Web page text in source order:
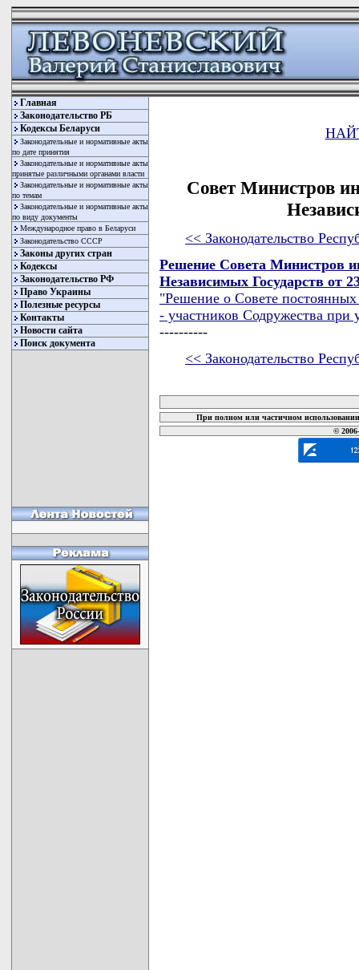
Главная
Законодательство РБ
Кодексы Беларуси
Законодательные и нормативные акты
по дате принятия
Законодательные и нормативные акты
принятые различными органами власти
Законодательные и нормативные акты
по темам
Законодательные и нормативные акты
по виду документы
Международное право в Беларуси
Законодательство СССР
Законы других стран
Кодексы
Законодательство РФ
Право Украины
Полезные ресурсы
Контакты
Новости сайта
Поиск документа
Совет Министров
<< Законодательство
Решение Совета Министров
Независимых Государств от
"Решение о Совете постоянных
- участников Содружества при
----------
<< Законодательство
При полном или частичном
©